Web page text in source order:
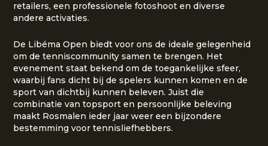
retailers, een professionele fotoshoot en diverse
andere activaties.
De Libéma Open biedt voor ons de ideale gelegenheid
om de tenniscommunity samen te brengen. Het
evenement staat bekend om de toegankelijke sfeer,
waarbij fans dicht bij de spelers kunnen komen en de
sport van dichtbij kunnen beleven. Juist die
combinatie van topsport en persoonlijke beleving
maakt Rosmalen ieder jaar weer een bijzondere
bestemming voor tennisliefhebbers.